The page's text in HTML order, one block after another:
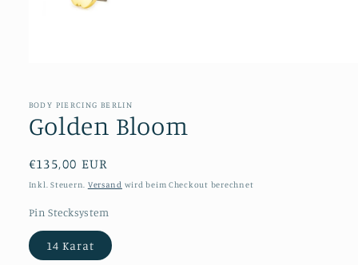
Modal
BODY PIERCING BERLIN
Golden Bloom
Normaler
Preis
€135,00 EUR
Inkl. Steuern. Versand wird beim Checkout berechnet
Pin Stecksystem
14 Karat